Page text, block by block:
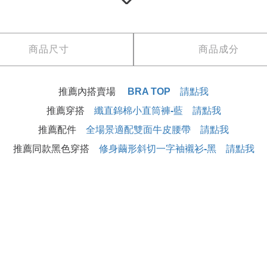
商品尺寸 商品成分
推薦內搭賣場
BRA TOP 請點我
推薦穿搭 纖直錦棉小直筒褲-藍 請點我
推薦配件 全場景適配雙面牛皮腰帶 請點我
推薦同款黑色穿搭 修身繭形斜切一字袖襯衫-黑 請點我